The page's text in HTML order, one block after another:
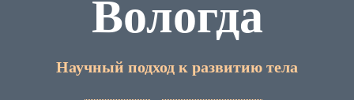
Вологда
Научный подход к развитию тела